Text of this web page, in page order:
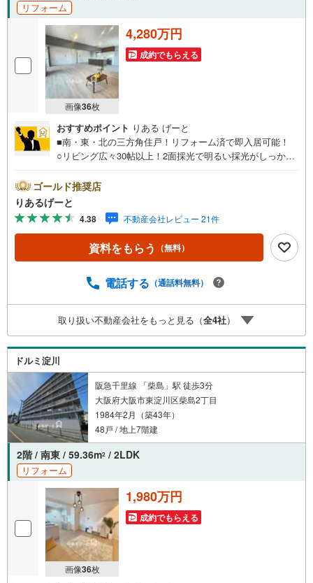
リフォーム
画像36枚
4,280万円
成約でもらえる
おすすめポイント りある げーと
■南・東・北の三方角住戸！リフォーム済で即入居可能！
○リビング広々30帖以上！2面採光で明るい採光がしっかり
か所あり、どのお部屋も通風良好！■物件検討中のお客さ
ま！ちょっと見学してみたいだけなどでも内覧可能です！
売主さまの都合等で見学ができない場合がございます。お
気軽に「りあるげーと」までお問合わせ下さい！■「りある
げーと」が選ばれるポイント！■年中休まず営業中！いつで
も対応致します！・営業時間:9:00～21:00上記の時間帯
す！■各種相談、承ります！■【無料送迎】「小さなお子さ
て送迎致します！【リフォーム相談】資格を持った専門ス
タッフがお悩みに合わせてお話をうかがい、お客さまにぴ
ったりの提案を行います！■その他:物件相談、住宅ローン
相談、ご質問、気になること、何でもお気軽にご相談くだ
さい！
ゴールド推奨店
りあるげーと
4.38 不動産会社レビュー 21件
資料をもらう （無料）
電話する （通話料無料）
取り扱い不動産会社をもっと見る（全4社）
ドルミ淀川
阪急千里線 「柴島」駅 徒歩3分
大阪府大阪市東淀川区柴島2丁目
1984年2月（築43年）
48戸 / 地上7階建
2階 / 南東 / 59.36m2 / 2LDK
リフォーム
画像36枚
1,980万円
成約でもらえる